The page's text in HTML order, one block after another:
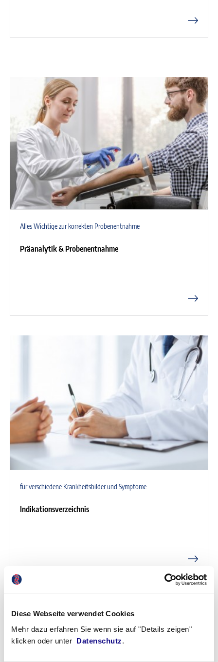
Diese Webseite verwendet Cookies
Mehr dazu erfahren Sie wenn sie auf "Details zeigen"
klicken oder unter Datenschutz.
Alles Wichtige zur korrekten Probenentnahme
Präanalytik & Probenentnahme
für verschiedene Krankheitsbilder und Symptome
Indikationsverzeichnis